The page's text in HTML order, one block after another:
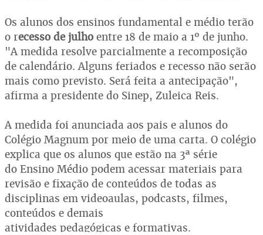
Os alunos dos ensinos fundamental e médio terão
o recesso de julho entre 18 de maio a 1º de junho.
"A medida resolve parcialmente a recomposição
de calendário. Alguns feriados e recesso não serão
mais como previsto. Será feita a antecipação",
afirma a presidente do Sinep, Zuleica Reis.
A medida foi anunciada aos pais e alunos do
Colégio Magnum por meio de uma carta. O colégio
explica que os alunos que estão na 3ª série
do Ensino Médio podem acessar materiais para
revisão e fixação de conteúdos de todas as
disciplinas em videoaulas, podcasts, filmes,
conteúdos e demais
atividades pedagógicas e formativas.